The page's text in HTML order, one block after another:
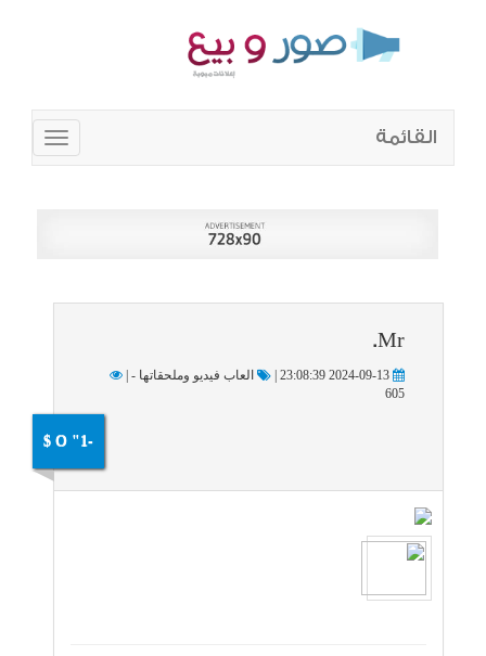
Toggle
navigation
القائمة
العاب فيديو وملحقاتها - |